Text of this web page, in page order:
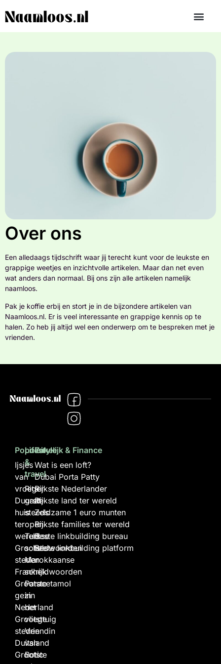
Over ons
Een alledaags tijdschrift waar jij terecht kunt voor de leukste en
grappige weetjes en inzichtvolle artikelen. Maar dan net even
wat anders dan normaal. Bij ons zijn alle artikelen namelijk
naamloos.
Pak je koffie erbij en stort je in de bijzondere artikelen van
Naamloos.nl. Er is veel interessante en grappige kennis op te
halen. Zo heb jij altijd wel een onderwerp om te bespreken met je
vrienden.
Populair
Ijsjes
van
vroeger
Duurste
huis
ter
wereld
Grootste
steden
Frankrijk
Grootste
gezin
Nederland
Grootste
steden
Duitsland
Grootste
Lifestyle
&
travel
Rits
gaat
steeds
open
Turkse
scheldwoorden
Marokkaanse
scheldwoorden
Paracetamol
in
het
vliegtuig
Vriendin
van
Botic
Zakelijk & Finance
Wat is een loft?
Dubai Porta Patty
Rijkste Nederlander
Rijkste land ter wereld
Zeldzame 1 euro munten
Rijkste families ter wereld
Beste linkbuilding bureau
Beste linkbuilding platform